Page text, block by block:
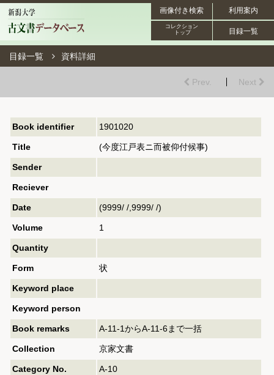
利用案内
画像付き検索
目録一覧
コレクション
トップ
目録一覧 資料詳細
Prev. Next
Book identifier 1901020
Title (今度江戸表ニ而被仰付候事)
Sender
Reciever
Date (9999/ /,9999/ /)
Volume 1
Quantity
Form 状
Keyword place
Keyword person
Book remarks A-11-1からA-11-6まで一括
Collection 京家文書
Category No. A-10